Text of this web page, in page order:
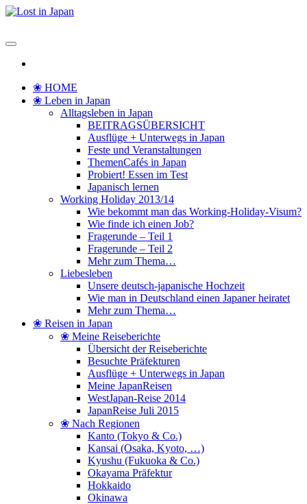
Zum
❀ HOME
❀ Leben in Japan
Alltagsleben in Japan
BEITRAGSÜBERSICHT
Ausflüge + Unterwegs in Japan
Feste und Veranstaltungen
ThemenCafés in Japan
Probiert! Essen im Test
Japanisch lernen
Working Holiday 2013/14
Wie bekommt man das Working-Holiday-Visum?
Wie finde ich einen Job?
Fragerunde – Teil 1
Fragerunde – Teil 2
Mehr zum Thema…
Liebesleben
Unsere deutsch-japanische Hochzeit
Wie man in Deutschland einen Japaner heiratet
Mehr zum Thema…
❀ Reisen in Japan
❀ Meine Reiseberichte
Übersicht der Reiseberichte
Besuchte Präfekturen
Ausflüge + Unterwegs in Japan
Meine JapanReisen
WestJapan-Reise 2014
JapanReise Juli 2015
❀ Nach Regionen
Kanto (Tokyo & Co.)
Kansai (Osaka, Kyoto, …)
Kyushu (Fukuoka & Co.)
Okayama Präfektur
Hokkaido
Okinawa